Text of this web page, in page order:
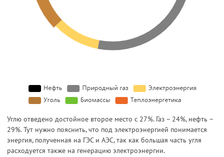
Углю отведено достойное второе место с 27%. Газ – 24%, нефть –
29%. Тут нужно пояснить, что под электроэнергией понимается
энергия, полученная на ГЭС и АЭС, так как большая часть угля
расходуется также на генерацию электроэнергии.